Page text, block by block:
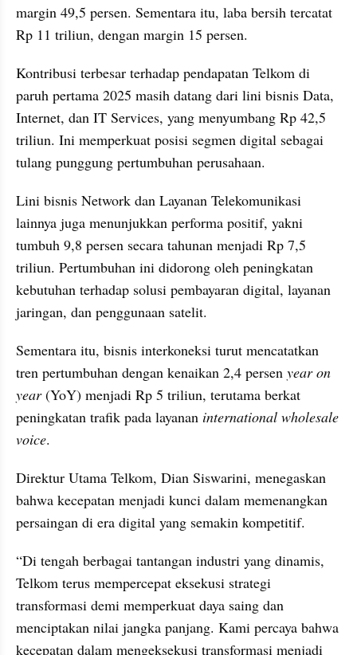
margin 49,5 persen. Sementara itu, laba bersih tercatat
Rp 11 triliun, dengan margin 15 persen.
Kontribusi terbesar terhadap pendapatan Telkom di
paruh pertama 2025 masih datang dari lini bisnis Data,
Internet, dan IT Services, yang menyumbang Rp 42,5
triliun. Ini memperkuat posisi segmen digital sebagai
tulang punggung pertumbuhan perusahaan.
Lini bisnis Network dan Layanan Telekomunikasi
lainnya juga menunjukkan performa positif, yakni
tumbuh 9,8 persen secara tahunan menjadi Rp 7,5
triliun. Pertumbuhan ini didorong oleh peningkatan
kebutuhan terhadap solusi pembayaran digital, layanan
jaringan, dan penggunaan satelit.
Sementara itu, bisnis interkoneksi turut mencatatkan
tren pertumbuhan dengan kenaikan 2,4 persen year on
year (YoY) menjadi Rp 5 triliun, terutama berkat
peningkatan trafik pada layanan international wholesale
voice.
Direktur Utama Telkom, Dian Siswarini, menegaskan
bahwa kecepatan menjadi kunci dalam memenangkan
persaingan di era digital yang semakin kompetitif.
“Di tengah berbagai tantangan industri yang dinamis,
Telkom terus mempercepat eksekusi strategi
transformasi demi memperkuat daya saing dan
menciptakan nilai jangka panjang. Kami percaya bahwa
kecepatan dalam mengeksekusi transformasi menjadi